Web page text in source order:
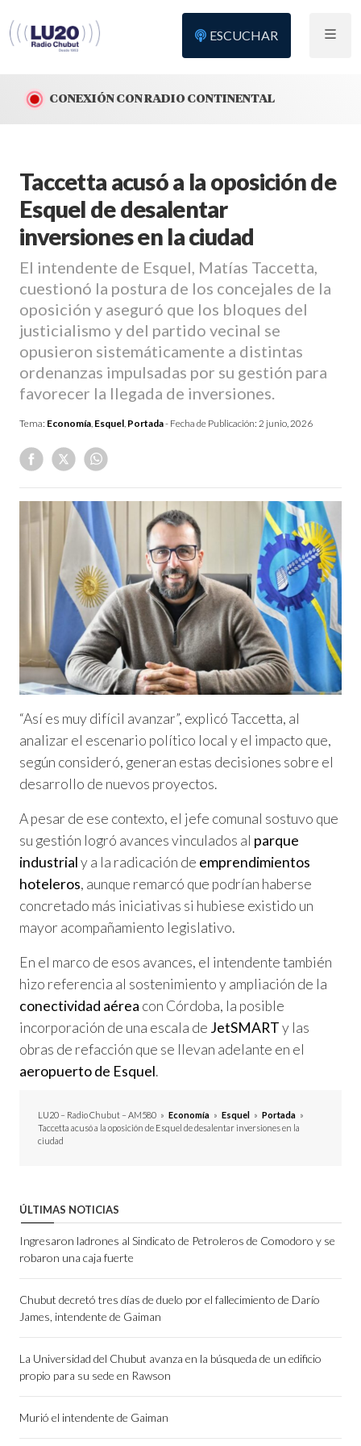
ESCUCHAR
CONEXIÓN CON RADIO CONTINENTAL
Taccetta acusó a la oposición de
Esquel de desalentar
inversiones en la ciudad
El intendente de Esquel, Matías Taccetta,
cuestionó la postura de los concejales de la
oposición y aseguró que los bloques del
justicialismo y del partido vecinal se
opusieron sistemáticamente a distintas
ordenanzas impulsadas por su gestión para
favorecer la llegada de inversiones.
Tema: Economía, Esquel, Portada- Fecha de Publicación: 2 junio, 2026
“Así es muy difícil avanzar”, explicó Taccetta, al
analizar el escenario político local y el impacto que,
según consideró, generan estas decisiones sobre el
desarrollo de nuevos proyectos.
A pesar de ese contexto, el jefe comunal sostuvo que
su gestión logró avances vinculados al parque
industrialy a la radicación de emprendimientos
hoteleros, aunque remarcó que podrían haberse
concretado más iniciativas si hubiese existido un
mayor acompañamiento legislativo.
En el marco de esos avances, el intendente también
hizo referencia al sostenimiento y ampliación de la
conectividad aérea con Córdoba, la posible
incorporación de una escala de JetSMARTy las
obras de refacción que se llevan adelante en el
aeropuerto de Esquel.
LU20 – Radio Chubut – AM580 » Economía » Esquel » Portada »
Taccetta acusó a la oposición de Esquel de desalentar inversiones en la
ciudad
ÚLTIMAS NOTICIAS
Ingresaron ladrones al Sindicato de Petroleros de Comodoro y se
robaron una caja fuerte
Chubut decretó tres días de duelo por el fallecimiento de Darío
James, intendente de Gaiman
La Universidad del Chubut avanza en la búsqueda de un edificio
propio para su sede en Rawson
Murió el intendente de Gaiman